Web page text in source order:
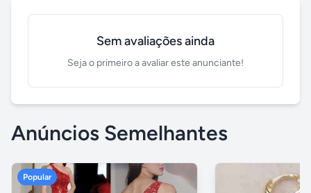
Sem avaliações ainda
Seja o primeiro a avaliar este anunciante!
Anúncios Semelhantes
Popular